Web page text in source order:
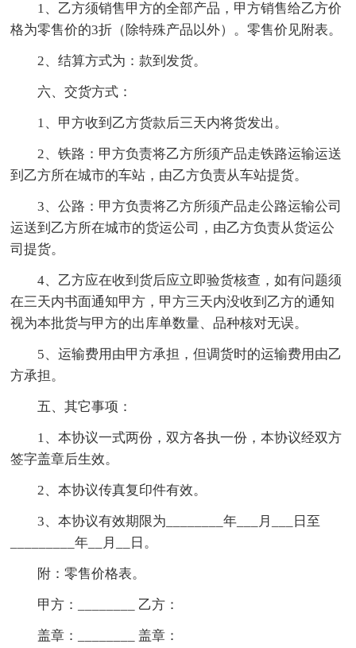
1、乙方须销售甲方的全部产品，甲方销售给乙方价
格为零售价的3折（除特殊产品以外）。零售价见附表。
2、结算方式为：款到发货。
六、交货方式：
1、甲方收到乙方货款后三天内将货发出。
2、铁路：甲方负责将乙方所须产品走铁路运输运送
到乙方所在城市的车站，由乙方负责从车站提货。
3、公路：甲方负责将乙方所须产品走公路运输公司
运送到乙方所在城市的货运公司，由乙方负责从货运公
司提货。
4、乙方应在收到货后应立即验货核查，如有问题须
在三天内书面通知甲方，甲方三天内没收到乙方的通知
视为本批货与甲方的出库单数量、品种核对无误。
5、运输费用由甲方承担，但调货时的运输费用由乙
方承担。
五、其它事项：
1、本协议一式两份，双方各执一份，本协议经双方
签字盖章后生效。
2、本协议传真复印件有效。
3、本协议有效期限为________年___月___日至
_________年__月__日。
附：零售价格表。
甲方：________ 乙方：
盖章：________ 盖章：